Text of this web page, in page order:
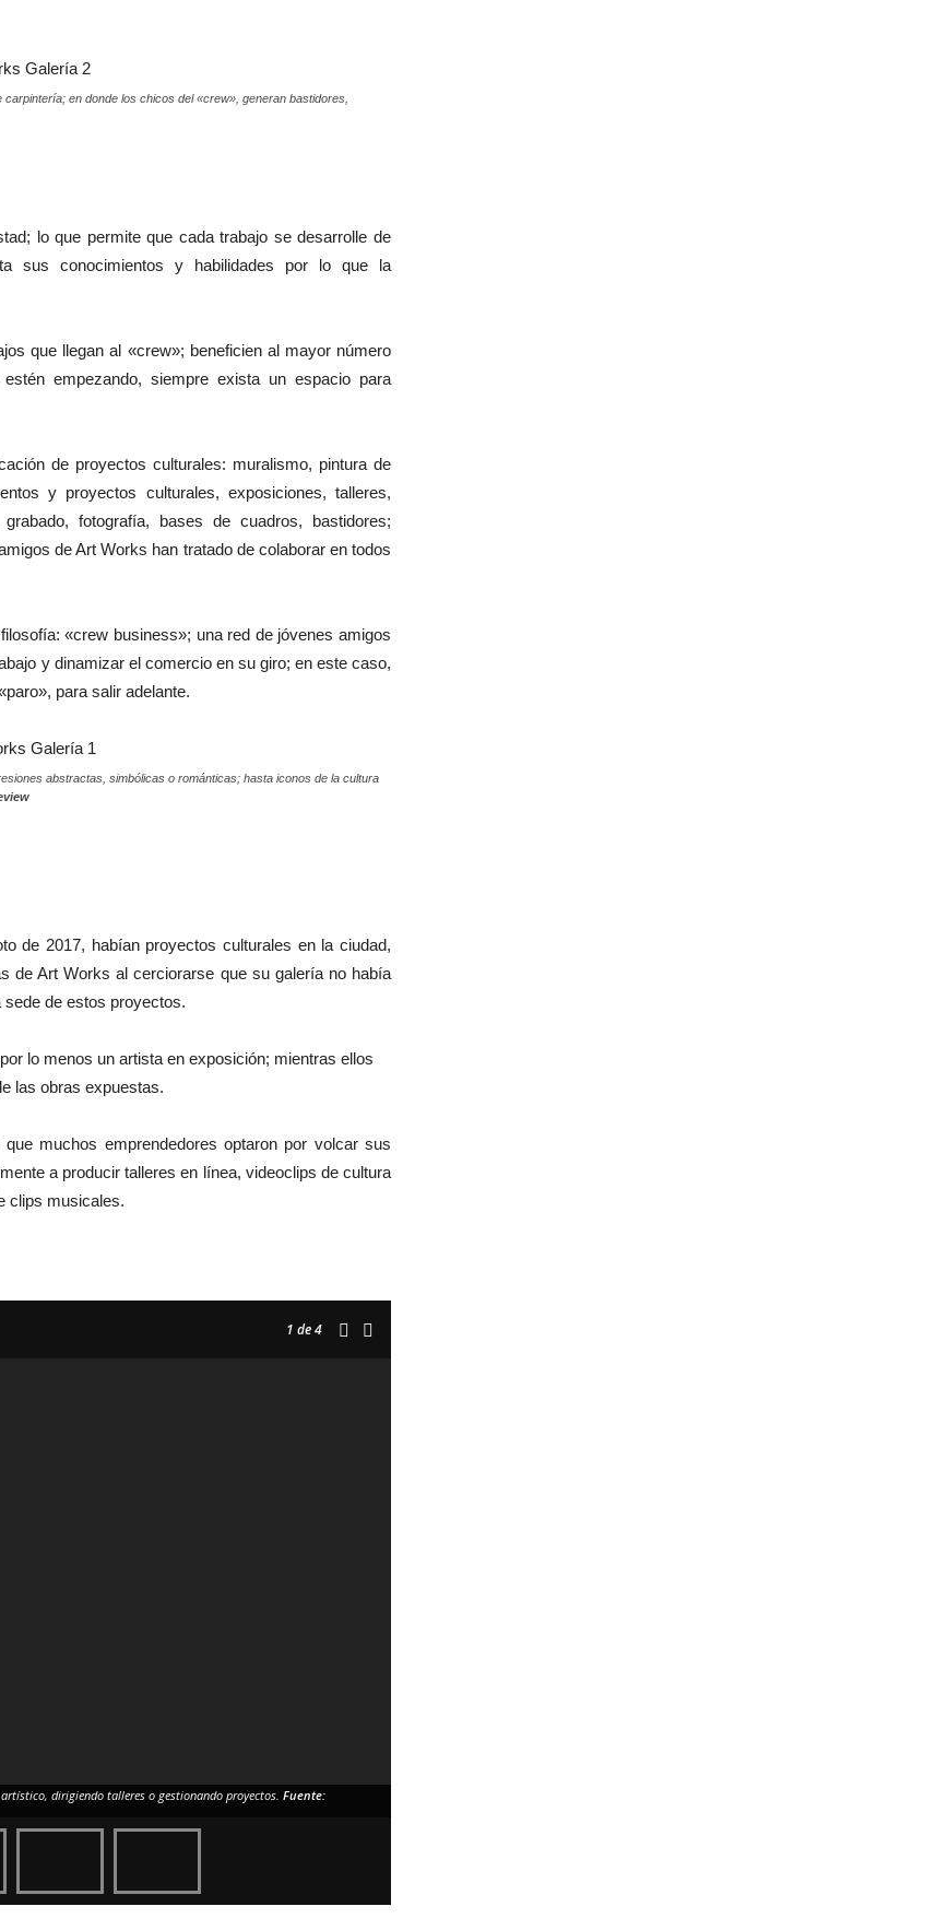
en donde los chicos del «crew», generan bastidores,
lo que permite que cada trabajo se desarrolle de
sus conocimientos y habilidades por lo que la
que llegan al «crew»; beneficien al mayor número
empezando, siempre exista un espacio para
de proyectos culturales: muralismo, pintura de
y proyectos culturales, exposiciones, talleres,
fotografía, bases de cuadros, bastidores;
de Art Works han tratado de colaborar en todos
«crew business»; una red de jóvenes amigos
y dinamizar el comercio en su giro; en este caso,
para salir adelante.
abstractas, simbólicas o románticas; hasta iconos de la cultura
de 2017, habían proyectos culturales en la ciudad,
de Art Works al cerciorarse que su galería no había
de estos proyectos.
lo menos un artista en exposición; mientras ellos
las obras expuestas.
muchos emprendedores optaron por volcar sus
a producir talleres en línea, videoclips de cultura
clips musicales.
1 de 4
dirigiendo talleres o gestionando proyectos. Fuente: